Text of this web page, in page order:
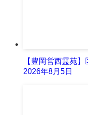
【豊岡営西霊苑
2026年8月5日